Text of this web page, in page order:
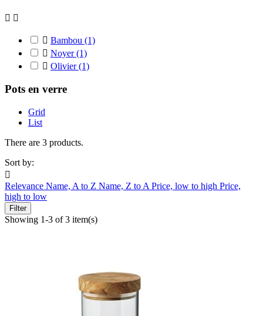
 
 Bambou (1)
 Noyer(1)
 Olivier(1)
Pots en verre
Grid
List
There are 3 products.
Sort by:

Relevance Name, A to Z Name, Z to A Price, low to high Price,
high to low
Filter
Showing 1-3 of 3 item(s)